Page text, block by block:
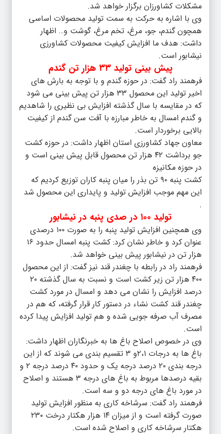
مشکلات کشاورزان برگزار خواهد شد.
وی با اشاره به حرکت به سمت تولید محصولات اساسی
همچون گندم، جو، مرغ، تخم مرغ، گوشت و… اظهار
داشت: هدف ما افزایش کیفیت محصولات کشاورزی
نیشابور است.
پیش بینی تولید ۳۳ هزار تن گندم
فرهمند راد گفت: در حوزه گندم و با توجه به بارش های
اخیر تولید این محصول ۳۳ هزار تن پیش بینی می شود
که در مقایسه با سال گذشته افزایش بی نظیری را شاهدیم
و گندم امسال به خاطر مبارزه با آفت سن گندم از کیفیت
بالایی برخوردار است.
معاون جهاد کشاورزی استان اظهار داشت: در حوزه کشت
جو برداشت ۴۲ هزار تن محصول قابل پیش بینی است و
در حوزه مکانیزه
کشت پنبه ۹۰ تن بذر را میان پنبه کاران توزیع کردیم که
این مهم موجب افزایش تولید و پایداری این محصول شد
.
تولید ۱۰۰ در صدی پنبه در نیشابور
وی همچنین افزایش تولید پنبه را به صورت ۱۰۰ درصدی
عنوان کرد و خاطر نشان کرد: کشت پنبه امسال حدود ۱۶
هزار تن در نیشابور پیش بینی خواهد شد.
فرهمند راد در رابطه با چغندر قند نیز گفت: از این محصول
۴۰۰ هزار تن زیر کشت است و نسبت به سال گذشته ۲۰
درصد افزایش را نشان می دهد و امسال در مورد کشت
چغندر قند کشت نشاء در دستور کار قرار گرفته، که هم در
مصرف آب صرفه جویی شده و هم تولید افزایش پیدا کرده
است.
وی در خصوص اصلاح باغ ها به خبرنگاران اظهار داشت:
باغ ها به درجات ۲،۱و ۳ تقسیم بندی می شوند که از این
درجه بندی ۲۰ درصد درجه یک و حدود ۴۰ درصد درجه ۲ و
بقیه درصدها مربوط به باغ های درجه ۳ هستند و اصلاح
در مورد باغ های درجه دو و سه است.
فرهمند راد گفت: سرشاخه کاری به منظور افزایش تولید
صورت گرفته است و از میزان ۱۴ هزار هکتار درخت ۲۳۰
هکتار سرشاخه کاری و اصلاح شده است.